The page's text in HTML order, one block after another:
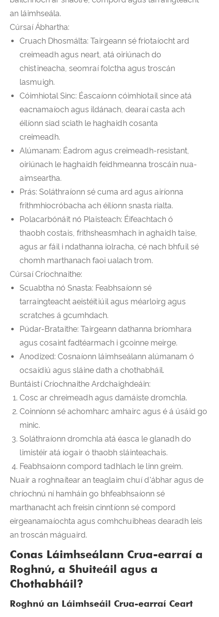
an láimhseála.
Cúrsaí Ábhartha:
Cruach Dhosmálta: Tairgeann sé friotaíocht ard
creimeadh agus neart, atá oiriúnach do
chistineacha, seomraí folctha agus troscán
lasmuigh.
Cóimhiotal Sinc: Éascaíonn cóimhiotail since atá
eacnamaíoch agus ildánach, dearaí casta ach
éilíonn siad sciath le haghaidh cosanta
creimeadh.
Alúmanam: Éadrom agus creimeadh-resistant,
oiriúnach le haghaidh feidhmeanna troscáin nua-
aimseartha.
Prás: Soláthraíonn sé cuma ard agus airíonna
frithmhiocróbacha ach éilíonn snasta rialta.
Polacarbónáit nó Plaisteach: Éifeachtach ó
thaobh costais, frithsheasmhach in aghaidh taise,
agus ar fáil i ndathanna iolracha, cé nach bhfuil sé
chomh marthanach faoi ualach trom.
Cúrsaí Críochnaithe:
Scuabtha nó Snasta: Feabhsaíonn sé
tarraingteacht aeistéitiúil agus méarloirg agus
scratches á gcumhdach.
Púdar-Brataithe: Tairgeann dathanna bríomhara
agus cosaint fadtéarmach i gcoinne meirge.
Anodized: Cosnaíonn láimhseálann alúmanam ó
ocsaídiú agus sláine dath a chothabháil.
Buntáistí Críochnaithe Ardchaighdeáin:
Cosc ar chreimeadh agus damáiste dromchla.
Coinníonn sé achomharc amhairc agus é á úsáid go
minic.
Soláthraíonn dromchla atá éasca le glanadh do
limistéir atá íogair ó thaobh sláinteachais.
Feabhsaíonn compord tadhlach le linn greim.
Nuair a roghnaítear an teaglaim chuí d'ábhar agus de
chríochnú ní hamháin go bhfeabhsaíonn sé
marthanacht ach freisin cinntíonn sé compord
eirgeanamaíochta agus comhchuibheas dearadh leis
an troscán máguaird.
Conas Láimhseálann Crua-earraí a
Roghnú, a Shuiteáil agus a
Chothabháil?
Roghnú an Láimhseáil Crua-earraí Ceart